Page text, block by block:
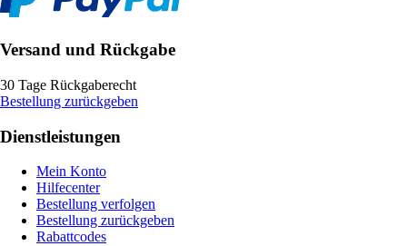
Versand und Rückgabe
30 Tage Rückgaberecht
Bestellung zurückgeben
Dienstleistungen
Mein Konto
Hilfecenter
Bestellung verfolgen
Bestellung zurückgeben
Rabattcodes